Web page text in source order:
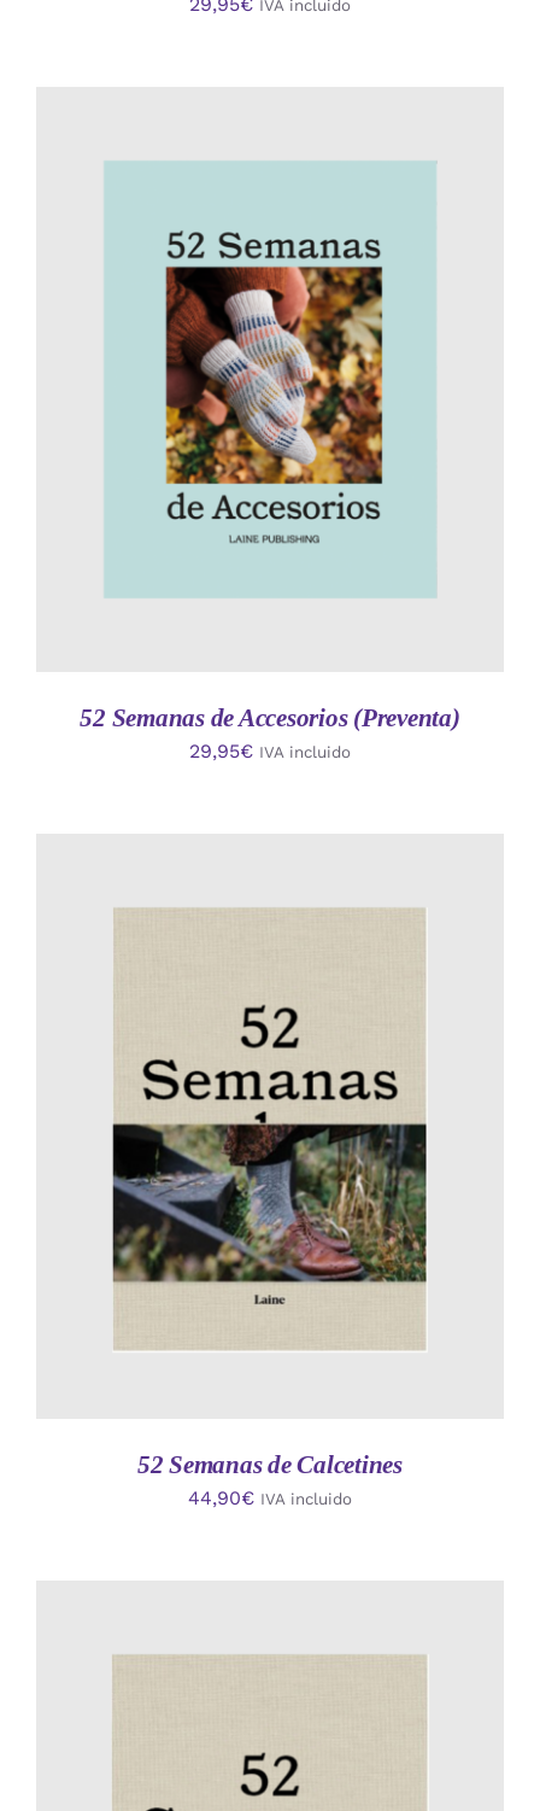
IVA incluido
AÑADIR AL CARRITO
/
52 Semanas de Accesorios (Preventa)
29,95€ IVA incluido
AÑADIR AL CARRITO
/
DETALLES
52 Semanas de Calcetines
44,90€ IVA incluido